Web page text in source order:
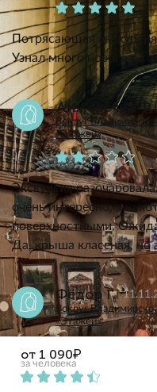
Потрясающая
Узнал много нового о
Анжелочка Ф.
Вокруг
«Этажей»
Экскурсия
очень интересно, а
поверхностными.
Да, крыша классная, но
Фёдор Г.
Вокруг
«Этажей»
Благодарю
от 1 090₽
за человека